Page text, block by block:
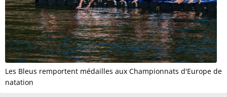
Les Bleus remportent médailles aux Championnats d'Europe de
natation